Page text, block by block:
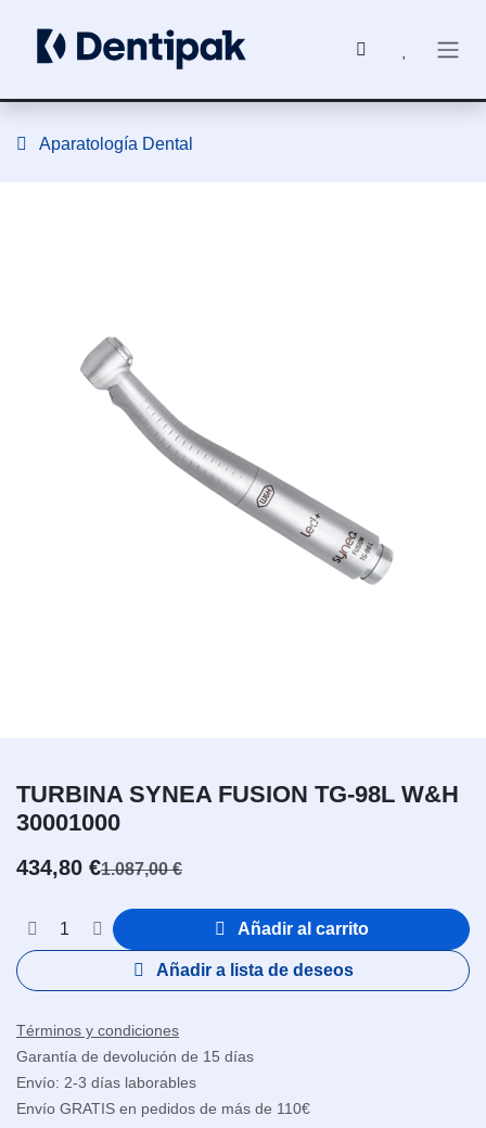
Aparatología Dental
TURBINA SYNEA FUSION TG-98L W&H
30001000
434,80 €1.087,00€
Añadir al carrito
Añadir a lista de deseos
Términos y condiciones
Garantía de devolución de 15 días
Envío: 2-3 días laborables
Envío GRATIS en pedidos de más de 110€